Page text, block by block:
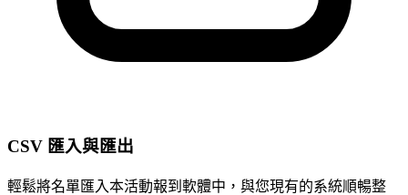
CSV 匯入與匯出
輕鬆將名單匯入本活動報到軟體中，與您現有的系統順暢整